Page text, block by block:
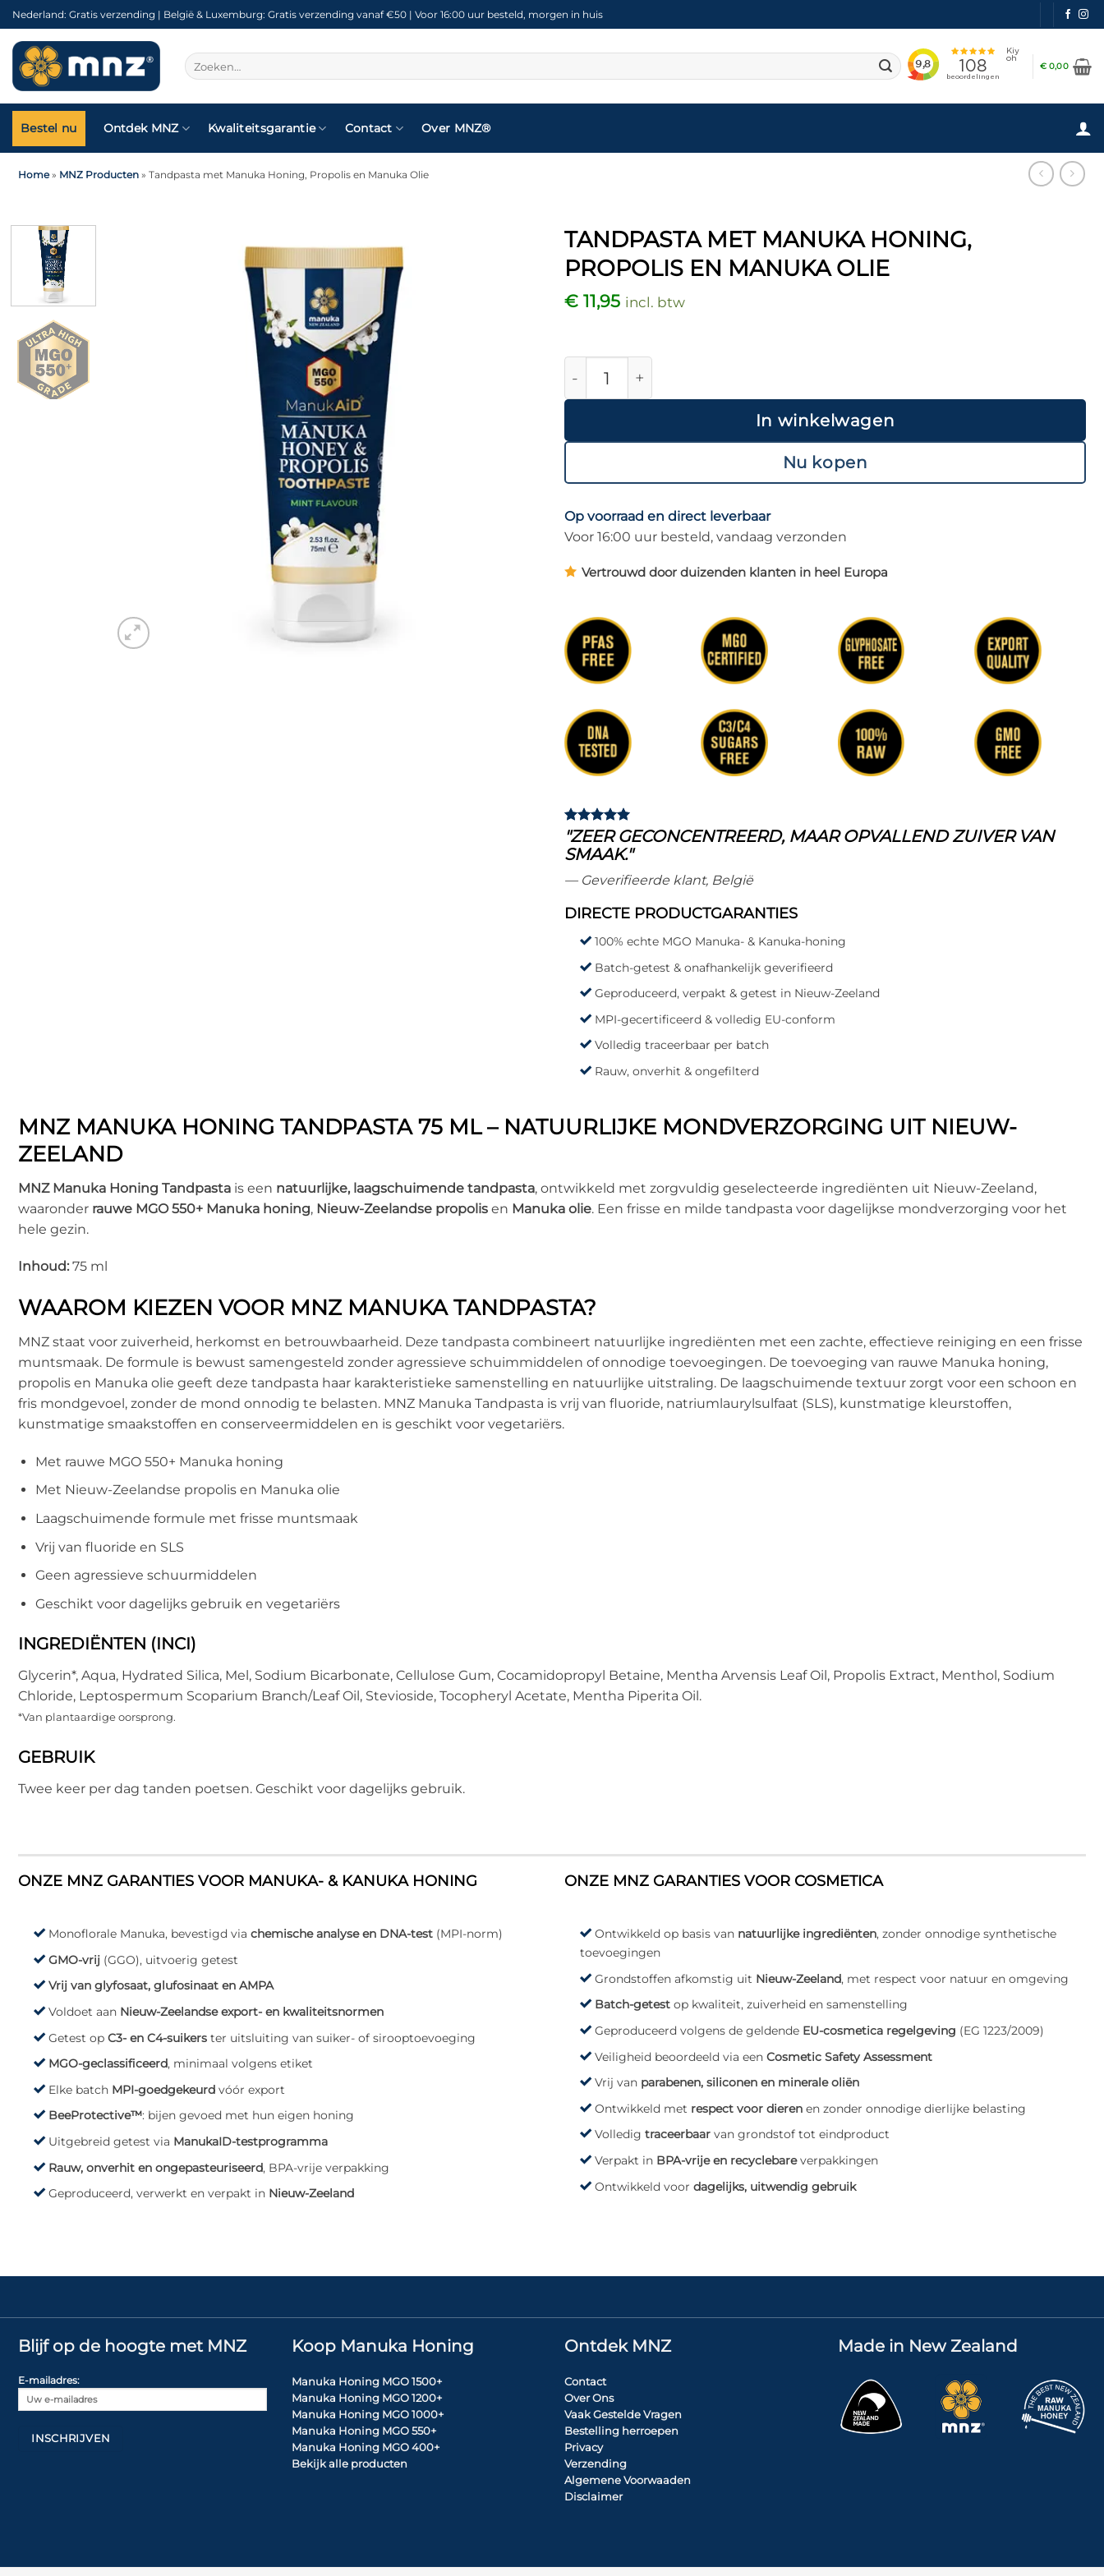
Ga
naar
inhoud
Nederland: Gratis verzending | België & Luxemburg: Gratis verzending vanaf €50 | Voor 16:00 uur besteld, morgen in huis
Zoeken
naar:
€0,00
Bestel nu Ontdek MNZ Kwaliteitsgarantie Contact Over MNZ®
Home» MNZ Producten » Tandpasta met Manuka Honing, Propolis en Manuka Olie
TANDPASTA MET MANUKA HONING,
PROPOLIS EN MANUKA OLIE
€ 11,95 incl. btw
Tandpasta met Manuka Honing, Propolis en Manuka Olie aantal
In winkelwagen
Nu kopen
Op voorraad en direct leverbaar
Voor 16:00 uur besteld, vandaag verzonden
Vertrouwd door duizenden klanten in heel Europa
"ZEER GECONCENTREERD, MAAR OPVALLEND ZUIVER VAN
SMAAK."
— Geverifieerde klant, België
DIRECTE PRODUCTGARANTIES
100% echte MGO Manuka- & Kanuka-honing
Batch-getest & onafhankelijk geverifieerd
Geproduceerd, verpakt & getest in Nieuw-Zeeland
MPI-gecertificeerd & volledig EU-conform
Volledig traceerbaar per batch
Rauw, onverhit & ongefilterd
MNZ MANUKA HONING TANDPASTA 75 ML – NATUURLIJKE MONDVERZORGING UIT NIEUW-
ZEELAND
MNZ Manuka Honing Tandpasta is een natuurlijke, laagschuimende tandpasta, ontwikkeld met zorgvuldig geselecteerde ingrediënten uit Nieuw-Zeeland,
waaronder rauwe MGO 550+ Manuka honing, Nieuw-Zeelandse propolis en Manuka olie. Een frisse en milde tandpasta voor dagelijkse mondverzorging voor het
hele gezin.
Inhoud: 75 ml
WAAROM KIEZEN VOOR MNZ MANUKA TANDPASTA?
MNZ staat voor zuiverheid, herkomst en betrouwbaarheid. Deze tandpasta combineert natuurlijke ingrediënten met een zachte, effectieve reiniging en een frisse
muntsmaak. De formule is bewust samengesteld zonder agressieve schuimmiddelen of onnodige toevoegingen. De toevoeging van rauwe Manuka honing,
propolis en Manuka olie geeft deze tandpasta haar karakteristieke samenstelling en natuurlijke uitstraling. De laagschuimende textuur zorgt voor een schoon en
fris mondgevoel, zonder de mond onnodig te belasten. MNZ Manuka Tandpasta is vrij van fluoride, natriumlaurylsulfaat (SLS), kunstmatige kleurstoffen,
kunstmatige smaakstoffen en conserveermiddelen en is geschikt voor vegetariërs.
Met rauwe MGO 550+ Manuka honing
Met Nieuw-Zeelandse propolis en Manuka olie
Laagschuimende formule met frisse muntsmaak
Vrij van fluoride en SLS
Geen agressieve schuurmiddelen
Geschikt voor dagelijks gebruik en vegetariërs
INGREDIËNTEN (INCI)
Glycerin*, Aqua, Hydrated Silica, Mel, Sodium Bicarbonate, Cellulose Gum, Cocamidopropyl Betaine, Mentha Arvensis Leaf Oil, Propolis Extract, Menthol, Sodium
Chloride, Leptospermum Scoparium Branch/Leaf Oil, Stevioside, Tocopheryl Acetate, Mentha Piperita Oil.
*Van plantaardige oorsprong.
GEBRUIK
Twee keer per dag tanden poetsen. Geschikt voor dagelijks gebruik.
ONZE MNZ GARANTIES VOOR MANUKA- & KANUKA HONING ONZE MNZ GARANTIES VOOR COSMETICA
Monoflorale Manuka, bevestigd via chemische analyse en DNA-test(MPI-norm)
GMO-vrij(GGO), uitvoerig getest
Vrij van glyfosaat, glufosinaat en AMPA
Voldoet aan Nieuw-Zeelandse export- en kwaliteitsnormen
Getest op C3- en C4-suikerster uitsluiting van suiker- of sirooptoevoeging
MGO-geclassificeerd, minimaal volgens etiket
Elke batch MPI-goedgekeurdvóór export
BeeProtective™: bijen gevoed met hun eigen honing
Uitgebreid getest via ManukaID-testprogramma
Rauw, onverhit en ongepasteuriseerd, BPA-vrije verpakking
Geproduceerd, verwerkt en verpakt in Nieuw-Zeeland
Ontwikkeld op basis van natuurlijke ingrediënten, zonder onnodige synthetische
toevoegingen
Grondstoffen afkomstig uit Nieuw-Zeeland, met respect voor natuur en omgeving
Batch-getestop kwaliteit, zuiverheid en samenstelling
Geproduceerd volgens de geldende EU-cosmetica regelgeving (EG 1223/2009)
Veiligheid beoordeeld via een Cosmetic Safety Assessment
Vrij van parabenen, siliconen en minerale oliën
Ontwikkeld met respect voor dierenen zonder onnodige dierlijke belasting
Volledig traceerbaarvan grondstof tot eindproduct
Verpakt in BPA-vrije en recyclebareverpakkingen
Ontwikkeld voor dagelijks, uitwendig gebruik
Blijf op de hoogte met MNZ
E-mailadres:
Koop Manuka Honing
Manuka Honing MGO 1500+
Manuka Honing MGO 1200+
Manuka Honing MGO 1000+
Manuka Honing MGO 550+
Manuka Honing MGO 400+
Bekijk alle producten
Ontdek MNZ
Contact
Over Ons
Vaak Gestelde Vragen
Bestelling herroepen
Privacy
Verzending
Algemene Voorwaaden
Disclaimer
Made in New Zealand